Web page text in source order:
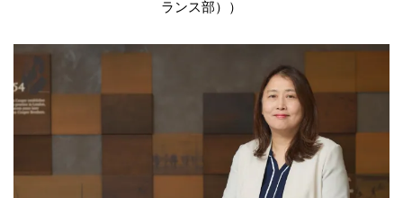
ランス部））